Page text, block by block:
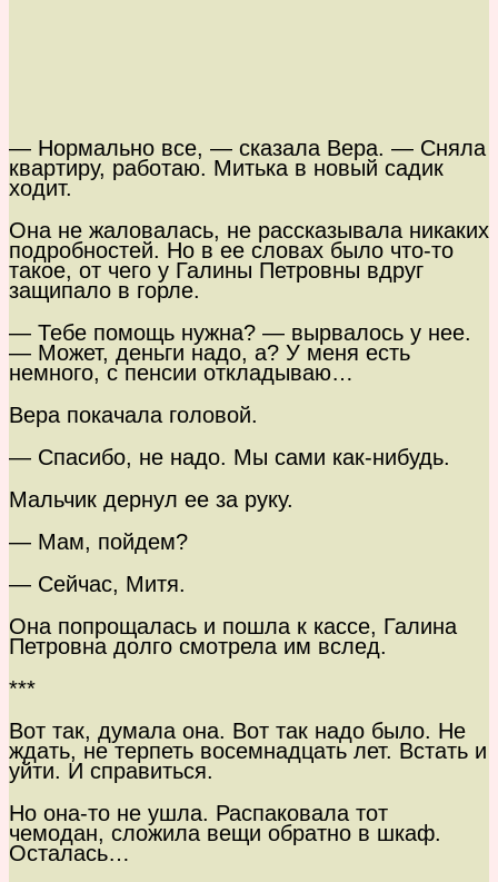
— Нормально все, — сказала Вера. — Сняла
квартиру, работаю. Митька в новый садик
ходит.
Она не жаловалась, не рассказывала никаких
подробностей. Но в ее словах было что-то
такое, от чего у Галины Петровны вдруг
защипало в горле.
— Тебе помощь нужна? — вырвалось у нее.
— Может, деньги надо, а? У меня есть
немного, с пенсии откладываю…
Вера покачала головой.
— Спасибо, не надо. Мы сами как-нибудь.
Мальчик дернул ее за руку.
— Мам, пойдем?
— Сейчас, Митя.
Она попрощалась и пошла к кассе, Галина
Петровна долго смотрела им вслед.
***
Вот так, думала она. Вот так надо было. Не
ждать, не терпеть восемнадцать лет. Встать и
уйти. И справиться.
Но она-то не ушла. Распаковала тот
чемодан, сложила вещи обратно в шкаф.
Осталась…